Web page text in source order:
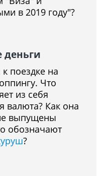
в 2019 году"?
деньги
поездке на
Что
из себя
валюта? Как она
выпущены
обозначают
?